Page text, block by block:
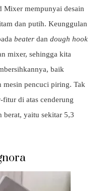
Mixer mempunyai desain
dan putih. Keunggulan
beater dan dough hook
mixer, sehingga kita
baik
mesin pencuci piring. Tak
di atas cenderung
yaitu sekitar 5,3